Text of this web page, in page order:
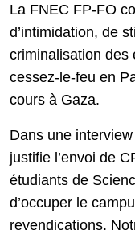
La FNEC FP-FO
d’intimidation, de
criminalisation des
cessez-le-feu en
cours à Gaza.
Dans une
justifie l’envoi de
étudiants de
d’occuper le
revendications.